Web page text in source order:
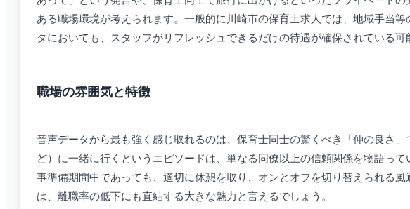
ある職場環境が考えられます。一般的に川崎市の保育士求人では、地域手当
タにおいても、スタッフがリフレッシュできるだけの待遇が確保されている可
職場の雰囲気と特徴
音声データから最も強く感じ取れるのは、保育士同士の驚くべき「仲の良さ
ど）に一緒に行くというエピソードは、単なる同僚以上の信頼関係を物語っ
事準備期間中であっても、適切に休憩を取り、オンとオフを切り替えられる
は、離職率の低下にも直結する大きな魅力と言えるでしょう。